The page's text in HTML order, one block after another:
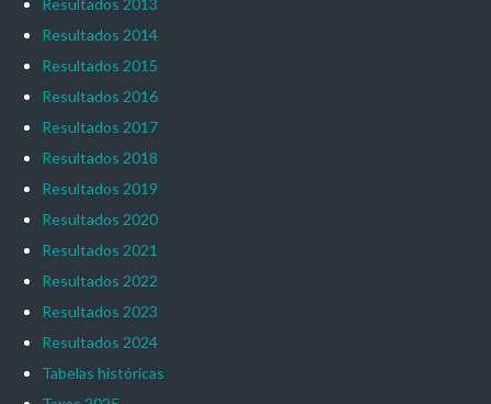
Resultados 2014
Resultados 2015
Resultados 2016
Resultados 2017
Resultados 2018
Resultados 2019
Resultados 2020
Resultados 2021
Resultados 2022
Resultados 2023
Resultados 2024
Tabelas históricas